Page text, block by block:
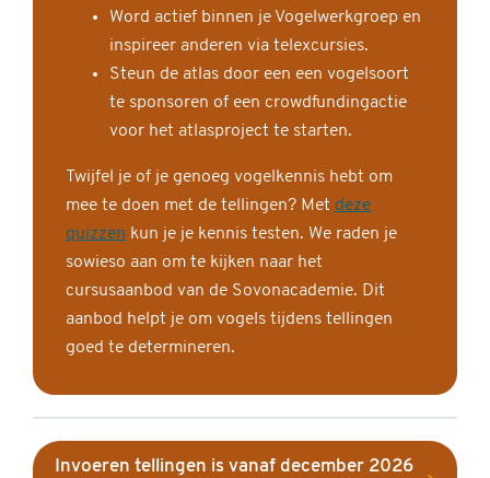
Word actief binnen je Vogelwerkgroep en
inspireer anderen via telexcursies.
Steun de atlas door een een vogelsoort
te sponsoren of een crowdfundingactie
voor het atlasproject te starten.
Twijfel je of je genoeg vogelkennis hebt om
mee te doen met de tellingen? Met deze
quizzen kun je je kennis testen. We raden je
sowieso aan om te kijken naar het
cursusaanbod van de Sovonacademie. Dit
aanbod helpt je om vogels tijdens tellingen
goed te determineren.
Invoeren tellingen is vanaf december 2026